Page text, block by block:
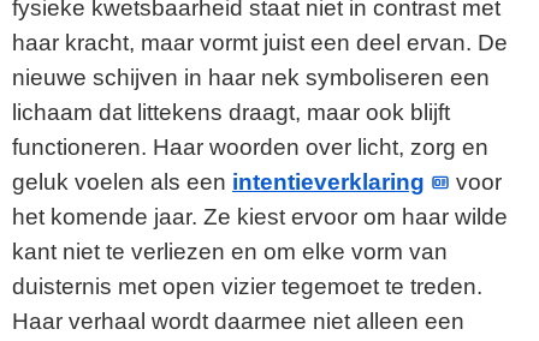
fysieke kwetsbaarheid staat niet in contrast met
haar kracht, maar vormt juist een deel ervan. De
nieuwe schijven in haar nek symboliseren een
lichaam dat littekens draagt, maar ook blijft
functioneren. Haar woorden over licht, zorg en
geluk voelen als een intentieverklaring
voor
het komende jaar. Ze kiest ervoor om haar wilde
kant niet te verliezen en om elke vorm van
duisternis met open vizier tegemoet te treden.
Haar verhaal wordt daarmee niet alleen een